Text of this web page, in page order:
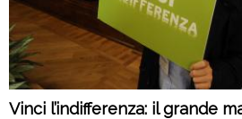
Vinci l’indifferenza: il grande